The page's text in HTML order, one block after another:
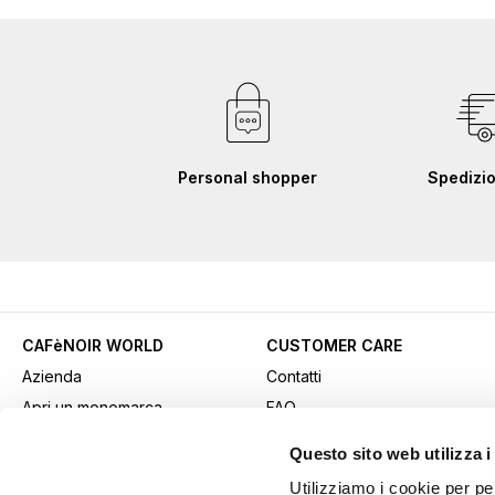
Questo sito web utilizza i
Utilizziamo i cookie per
Personal shopper
CAFèNOIR WORLD
Azienda
Apri un monomarca
CUSTOMER CARE
Contatti
FAQ
Pagamenti